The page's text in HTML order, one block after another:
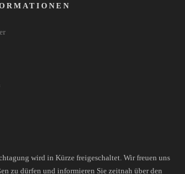
wird in Kürze freigeschaltet. Wir freuen uns
zu dürfen und informieren Sie zeitnah über den